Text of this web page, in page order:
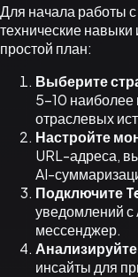
Для начала работы
технические
простой план:
Выберите
5–10 наиболее
отраслевых
Настройте
URL-адреса,
AI-
Подключите
уведомлений
мессенджер.
инсайты для